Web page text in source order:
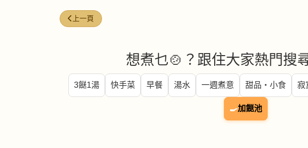
上一篇文章: 香脆薯粒
上一頁
想煮乜🍲？跟住大家熱門搜
3餸1湯 快手菜 早餐 湯水 一週煮意 甜品・小食 寂
🍳加餸池